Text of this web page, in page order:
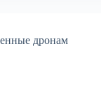
дронам